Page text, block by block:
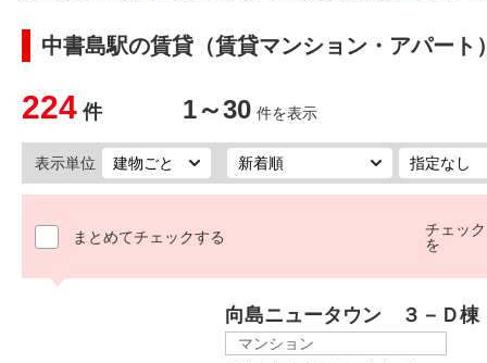
中書島駅の賃貸（賃貸マンション・アパート
224 件 1～30 件を表示
表示単位
まとめてチェックする
チェッ
を
向島ニュータウン ３－Ｄ棟
マンション